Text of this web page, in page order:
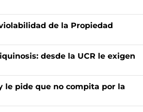
de la Propiedad
desde la UCR le exigen
le pide que no compita por la